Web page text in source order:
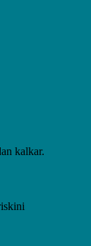
kalkar.